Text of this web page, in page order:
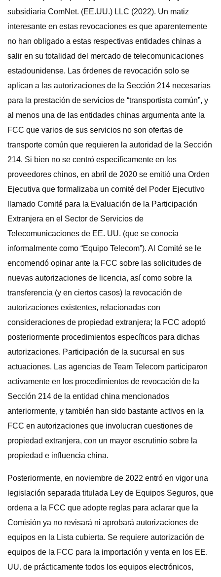
subsidiaria ComNet. (EE.UU.) LLC (2022). Un matiz
interesante en estas revocaciones es que aparentemente
no han obligado a estas respectivas entidades chinas a
salir en su totalidad del mercado de telecomunicaciones
estadounidense. Las órdenes de revocación solo se
aplican a las autorizaciones de la Sección 214 necesarias
para la prestación de servicios de “transportista común”, y
al menos una de las entidades chinas argumenta ante la
FCC que varios de sus servicios no son ofertas de
transporte común que requieren la autoridad de la Sección
214. Si bien no se centró específicamente en los
proveedores chinos, en abril de 2020 se emitió una Orden
Ejecutiva que formalizaba un comité del Poder Ejecutivo
llamado Comité para la Evaluación de la Participación
Extranjera en el Sector de Servicios de
Telecomunicaciones de EE. UU. (que se conocía
informalmente como “Equipo Telecom”). Al Comité se le
encomendó opinar ante la FCC sobre las solicitudes de
nuevas autorizaciones de licencia, así como sobre la
transferencia (y en ciertos casos) la revocación de
autorizaciones existentes, relacionadas con
consideraciones de propiedad extranjera; la FCC adoptó
posteriormente procedimientos específicos para dichas
autorizaciones. Participación de la sucursal en sus
actuaciones. Las agencias de Team Telecom participaron
activamente en los procedimientos de revocación de la
Sección 214 de la entidad china mencionados
anteriormente, y también han sido bastante activos en la
FCC en autorizaciones que involucran cuestiones de
propiedad extranjera, con un mayor escrutinio sobre la
propiedad e influencia china.
Posteriormente, en noviembre de 2022 entró en vigor una
legislación separada titulada Ley de Equipos Seguros, que
ordena a la FCC que adopte reglas para aclarar que la
Comisión ya no revisará ni aprobará autorizaciones de
equipos en la Lista cubierta. Se requiere autorización de
equipos de la FCC para la importación y venta en los EE.
UU. de prácticamente todos los equipos electrónicos,